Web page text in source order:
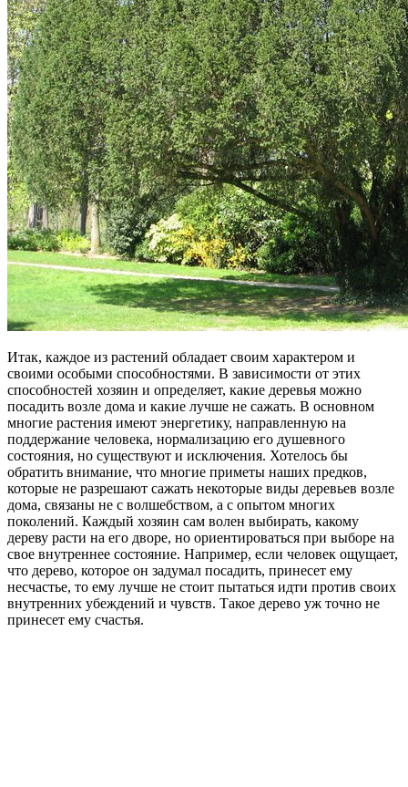
Итак, каждое из растений обладает своим характером и
своими особыми способностями. В зависимости от этих
способностей хозяин и определяет, какие деревья можно
посадить возле дома и какие лучше не сажать. В основном
многие растения имеют энергетику, направленную на
поддержание человека, нормализацию его душевного
состояния, но существуют и исключения. Хотелось бы
обратить внимание, что многие приметы наших предков,
которые не разрешают сажать некоторые виды деревьев возле
дома, связаны не с волшебством, а с опытом многих
поколений. Каждый хозяин сам волен выбирать, какому
дереву расти на его дворе, но ориентироваться при выборе на
свое внутреннее состояние. Например, если человек ощущает,
что дерево, которое он задумал посадить, принесет ему
несчастье, то ему лучше не стоит пытаться идти против своих
внутренних убеждений и чувств. Такое дерево уж точно не
принесет ему счастья.